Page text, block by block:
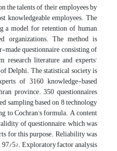
the talents of their employees by
knowledgeable employees. The
a model for retention of human
organizations. The method is
made questionnaire consisting of
research literature and experts’
Delphi. The statistical society is
of 3160 knowledge-based
province. 350 questionnaires
sampling based on 8 technology
to Cochran’s formula. A content
of questionnaire, which was
for this purpose. Reliability was
5%. Exploratory factor analysis